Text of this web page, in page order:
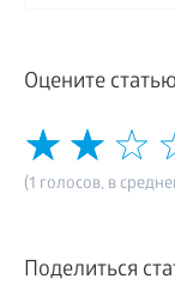
Оцените статью
(1 голосов, в
Поделиться